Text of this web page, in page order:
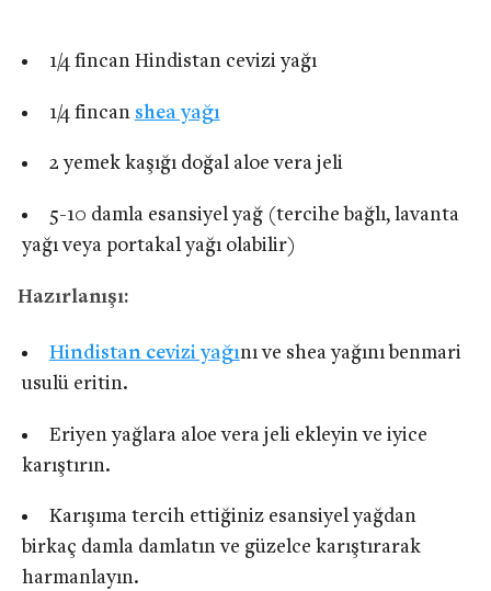
1/4 fincan Hindistan cevizi yağı
1/4 fincan shea yağı
2 yemek kaşığı doğal aloe vera jeli
5-10 damla esansiyel yağ (tercihe bağlı, lavanta
yağı veya portakal yağı olabilir)
Hazırlanışı:
Hindistan cevizi yağını ve shea yağını benmari
usulü eritin.
Eriyen yağlara aloe vera jeli ekleyin ve iyice
karıştırın.
Karışıma tercih ettiğiniz esansiyel yağdan
birkaç damla damlatın ve güzelce karıştırarak
harmanlayın.